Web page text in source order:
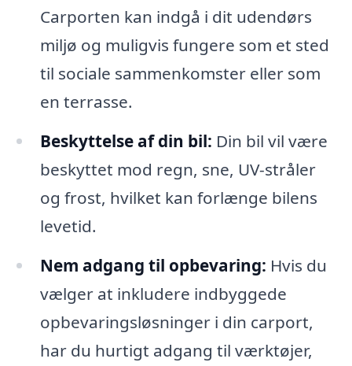
Carporten kan indgå i dit udendørs
miljø og muligvis fungere som et sted
til sociale sammenkomster eller som
en terrasse.
Beskyttelse af din bil: Din bil vil være
beskyttet mod regn, sne, UV-stråler
og frost, hvilket kan forlænge bilens
levetid.
Nem adgang til opbevaring: Hvis du
vælger at inkludere indbyggede
opbevaringsløsninger i din carport,
har du hurtigt adgang til værktøjer,